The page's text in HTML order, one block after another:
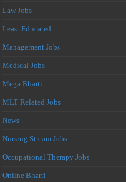
Law Jobs
Least Educated
Management Jobs
Medical Jobs
Mega Bharti
MLT Related Jobs
News
Nursing Stream Jobs
Occupational Therapy Jobs
Online Bharti